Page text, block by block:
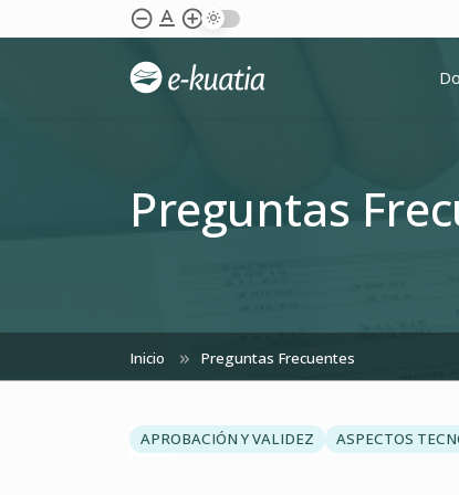
Saltar al contenido principal
remove_circle_outline text_format add_circle_outline
Preguntas
Inicio Preguntas Frecuentes
chevron_leftAPROBACIÓN Y VALIDEZ ASPECTOS